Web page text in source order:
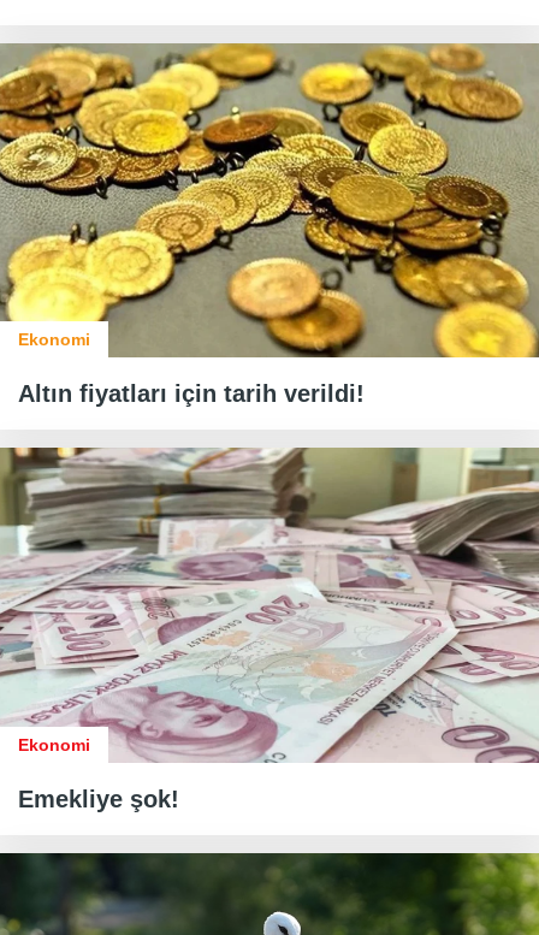
Ekonomi
Altın fiyatları için tarih verildi!
Ekonomi
Emekliye şok!